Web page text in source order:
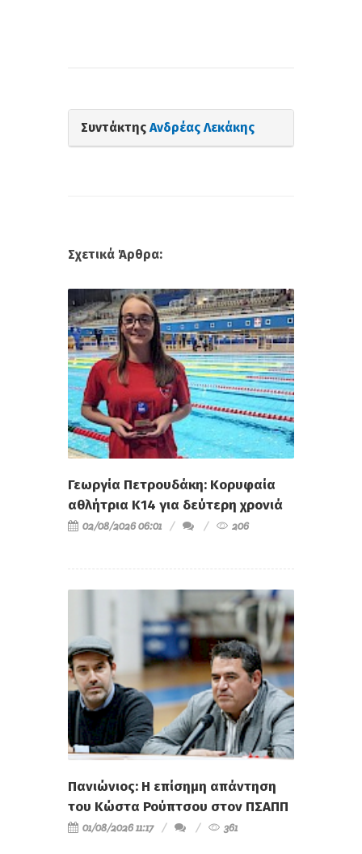
Συντάκτης Ανδρέας Λεκάκης
Σχετικά Άρθρα:
Γεωργία Πετρουδάκη: Κορυφαία
αθλήτρια Κ14 για δεύτερη χρονιά
02/08/2026 06:01 206
Πανιώνιος: Η επίσημη απάντηση
του Κώστα Ρούπτσου στον ΠΣΑΠΠ
01/08/2026 11:17 361